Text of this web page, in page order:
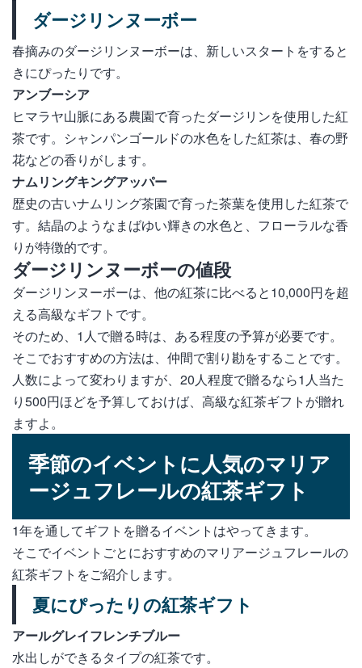
ダージリンヌーボー
春摘みのダージリンヌーボーは、新しいスタートをすると
きにぴったりです。
アンブーシア
ヒマラヤ山脈にある農園で育ったダージリンを使用した紅
茶です。シャンパンゴールドの水色をした紅茶は、春の野
花などの香りがします。
ナムリングキングアッパー
歴史の古いナムリング茶園で育った茶葉を使用した紅茶で
す。結晶のようなまばゆい輝きの水色と、フローラルな香
りが特徴的です。
ダージリンヌーボーの値段
ダージリンヌーボーは、他の紅茶に比べると10,000円を超
える高級なギフトです。
そのため、1人で贈る時は、ある程度の予算が必要です。
そこでおすすめの方法は、仲間で割り勘をすることです。
人数によって変わりますが、20人程度で贈るなら1人当た
り500円ほどを予算しておけば、高級な紅茶ギフトが贈れ
ますよ。
季節のイベントに人気のマリア
ージュフレールの紅茶ギフト
1年を通してギフトを贈るイベントはやってきます。
そこでイベントごとにおすすめのマリアージュフレールの
紅茶ギフトをご紹介します。
夏にぴったりの紅茶ギフト
アールグレイフレンチブルー
水出しができるタイプの紅茶です。